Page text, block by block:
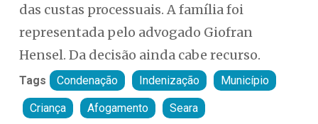
das custas processuais. A família foi
representada pelo advogado Giofran
Hensel. Da decisão ainda cabe recurso.
Tags Condenação Indenização Município
Criança Afogamento Seara